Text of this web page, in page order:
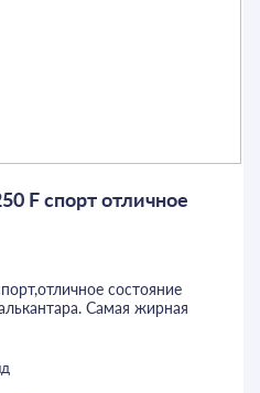
F спорт отличное
состояние
Самая жирная